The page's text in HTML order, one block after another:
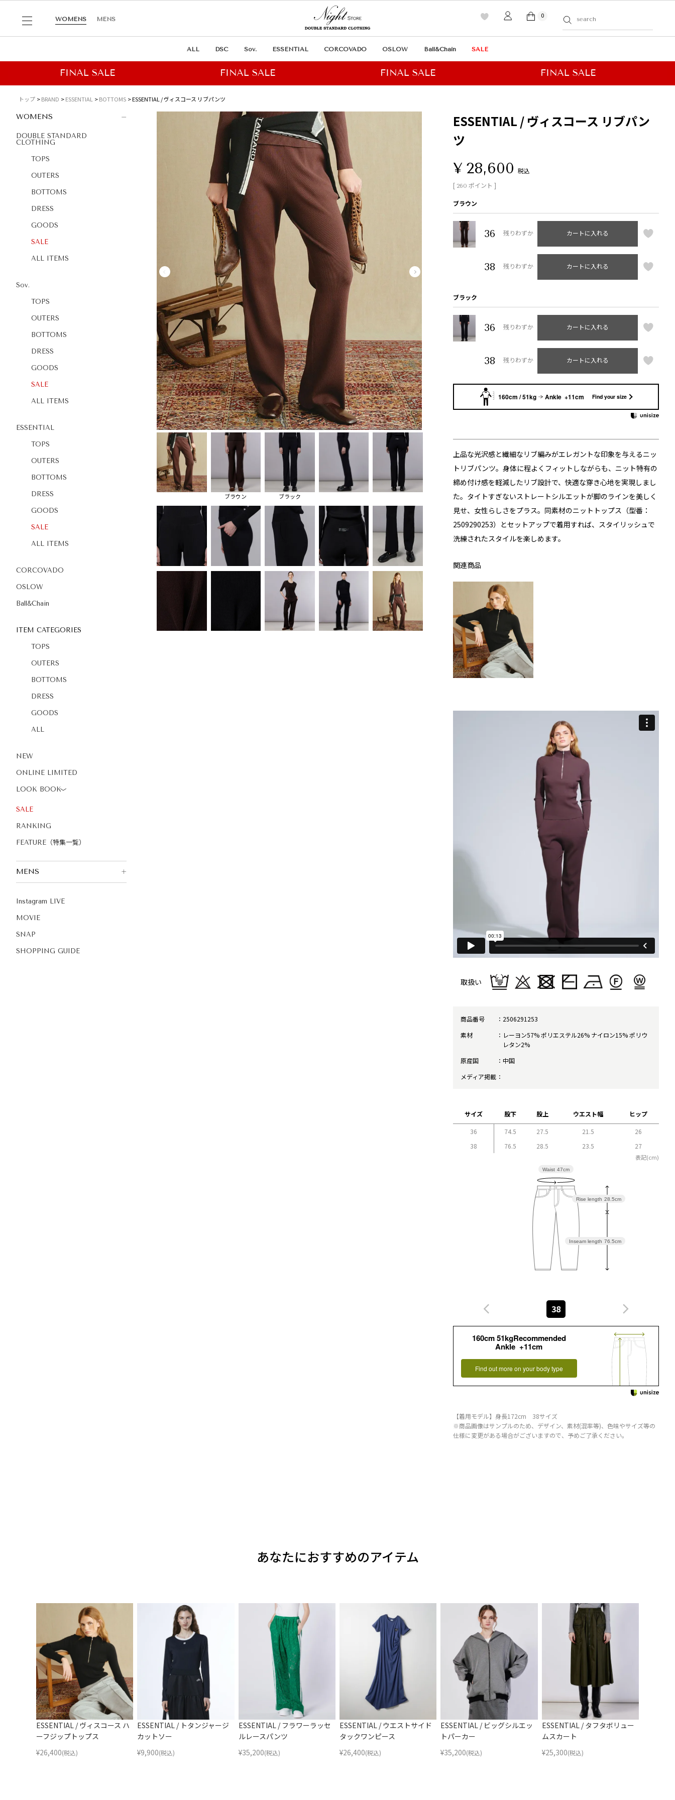
WOMENS MENS
0
ALL DSC Sov. ESSENTIAL CORCOVADO OSLOW Ball&Chain SALE
トップ BRAND ESSENTIAL BOTTOMS ESSENTIAL / ヴィスコース リブパンツ
WOMENS
DOUBLE STANDARD
CLOTHING
TOPS
OUTERS
BOTTOMS
DRESS
GOODS
SALE
ALL ITEMS
Sov.
TOPS
OUTERS
BOTTOMS
DRESS
GOODS
SALE
ALL ITEMS
ESSENTIAL
TOPS
OUTERS
BOTTOMS
DRESS
GOODS
SALE
ALL ITEMS
CORCOVADO
OSLOW
Ball&Chain
ITEM CATEGORIES
TOPS
OUTERS
BOTTOMS
DRESS
GOODS
ALL
NEW
ONLINE LIMITED
LOOK BOOK〉
SALE
RANKING
FEATURE（特集一覧）
MENS
Instagram LIVE
MOVIE
SNAP
SHOPPING GUIDE
ブラウン ブラック
ESSENTIAL / ヴィスコース リブパン
ツ
¥ 28,600 税込
[ 260 ポイント ]
ブラウン
36 残りわずか カートに入れる
38 残りわずか カートに入れる
ブラック
36 残りわずか カートに入れる
38 残りわずか カートに入れる
160cm / 51kg Ankle +11cm Find your size
上品な光沢感と繊細なリブ編みがエレガントな印象を与えるニッ
トリブパンツ。身体に程よくフィットしながらも、ニット特有の
締め付け感を軽減したリブ設計で、快適な穿き心地を実現しまし
た。タイトすぎないストレートシルエットが脚のラインを美しく
見せ、女性らしさをプラス。同素材のニットトップス（型番：
2509290253）とセットアップで着用すれば、スタイリッシュで
洗練されたスタイルを楽しめます。
関連商品
取扱い
商品番号
2506291253
素材
レーヨン57% ポリエステル26% ナイロン15% ポリウ
レタン2%
原産国
中国
メディア掲載
サイズ 股下 股上 ウエスト幅 ヒップ
36 74.5 27.5 21.5
26
38
76.5 28.5 23.5 27
表記(cm)
Inseam length 76.5cm
Rise length 28.5cm
Waist 47cm
38
160cm 51kgRecommended
Ankle +11cm
Find out more on your body type
【着用モデル】身長172cm 38サイズ
※商品画像はサンプルのため、デザイン、素材(混率等)、色味やサイズ等の
仕様に変更がある場合がございますので、予めご了承ください。
あなたにおすすめのアイテム
ESSENTIAL / ヴィスコース ハ
ーフジップトップス
¥26,400(税込)
ESSENTIAL / トタンジャージ
カットソー
¥9,900(税込)
ESSENTIAL / フラワーラッセ
ルレースパンツ
¥35,200(税込)
ESSENTIAL / ウエストサイド
タックワンピース
¥26,400(税込)
ESSENTIAL / ビッグシルエッ
トパーカー
¥35,200(税込)
ESSENTIAL / タフタボリュー
ムスカート
¥25,300(税込)